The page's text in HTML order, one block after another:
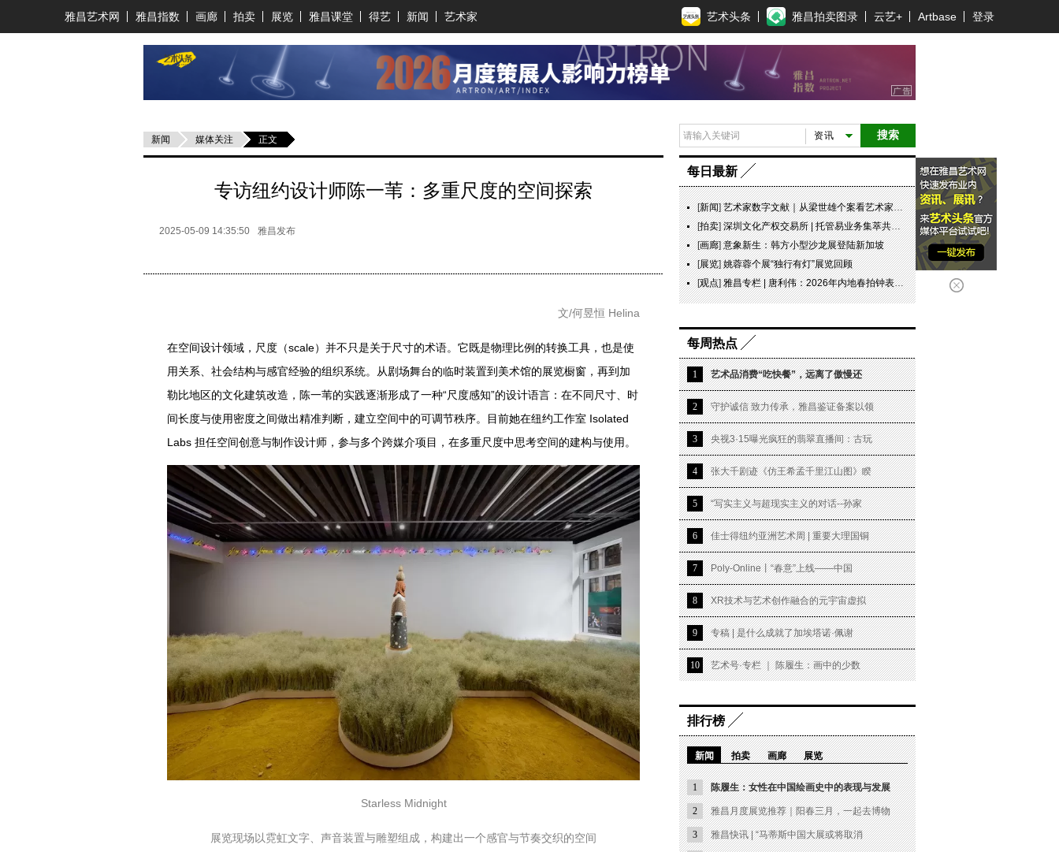
雅昌艺术网 雅昌指数 画廊 拍卖 展览 雅昌课堂 得艺 新闻 艺术家 艺术头条 雅昌拍卖图录 云艺+ Artbase 登录
新闻 媒体关注 正文
专访纽约设计师陈一苇：多重尺度的空间探索
2025-05-09 14:35:50 雅昌发布
文/何昱恒 Helina
在空间设计领域，尺度（scale）并不只是关于尺寸的术语。它既是物理比例的转换工具，也是使
用关系、社会结构与感官经验的组织系统。从剧场舞台的临时装置到美术馆的展览橱窗，再到加
勒比地区的文化建筑改造，陈一苇的实践逐渐形成了一种“尺度感知”的设计语言：在不同尺寸、时
间长度与使用密度之间做出精准判断，建立空间中的可调节秩序。目前她在纽约工作室 Isolated
Labs 担任空间创意与制作设计师，参与多个跨媒介项目，在多重尺度中思考空间的建构与使用。
Starless Midnight
展览现场以霓虹文字、声音装置与雕塑组成，构建出一个感官与节奏交织的空间
搜索
资讯
每日最新
[新闻]艺术家数字文献｜从梁世雄个案看艺术家艺术数字文献的重要性和紧迫性
[拍卖]深圳文化产权交易所 | 托管易业务集萃共赏 吉光瓷影
[画廊]意象新生：韩方小型沙龙展登陆新加坡
[展览]姚蓉蓉个展“独行有灯”展览回顾
[观点]雅昌专栏 | 唐利伟：2026年内地春拍钟表市场观察 赛道重构、圈层分化与收藏逻辑迭代
每周热点
1 艺术品消费“吃快餐”，远离了傲慢还
2 守护诚信 致力传承，雅昌鉴证备案以领
3 央视3·15曝光疯狂的翡翠直播间：古玩
4 张大千剧迹《仿王希孟千里江山图》睽
5 “写实主义与超现实主义的对话--孙家
6 佳士得纽约亚洲艺术周 | 重要大理国铜
7 Poly-Online丨“春意”上线——中国
8 XR技术与艺术创作融合的元宇宙虚拟
9 专稿 | 是什么成就了加埃塔诺·佩谢
10 艺术号·专栏 ｜ 陈履生：画中的少数
排行榜
新闻 拍卖 画廊 展览
1 陈履生：女性在中国绘画史中的表现与发展
2 雅昌月度展览推荐｜阳春三月，一起去博物
3 雅昌快讯 | “马蒂斯中国大展或将取消